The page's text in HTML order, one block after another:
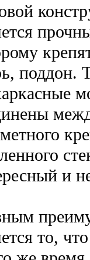
поддон.
и
то,